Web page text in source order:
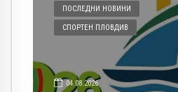
ПОСЛЕДНИ НОВИНИ
СПОРТЕН ПЛОВДИВ
04.08.2026